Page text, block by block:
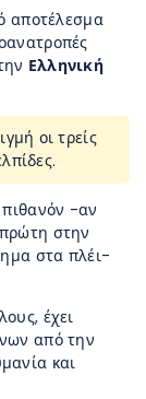
αποτέλεσμα
Ελληνική
οι τρείς
πιθανόν -αν
στην
στα πλέι-
έχει
από την
και